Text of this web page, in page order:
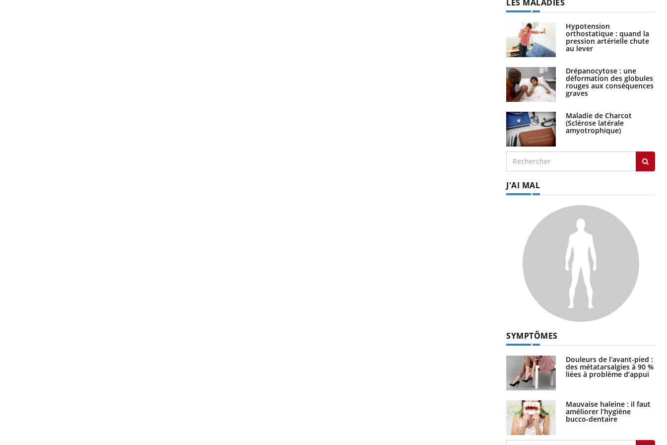
LES MALADIES
Hypotension
orthostatique : quand la
pression artérielle chute
au lever
Drépanocytose : une
déformation des globules
rouges aux conséquences
graves
Maladie de Charcot
(Sclérose latérale
amyotrophique)
J'AI MAL
SYMPTÔMES
Douleurs de l’avant-pied :
des métatarsalgies à 90 %
liées à problème d’appui
Mauvaise haleine : il faut
améliorer l’hygiène
bucco-dentaire